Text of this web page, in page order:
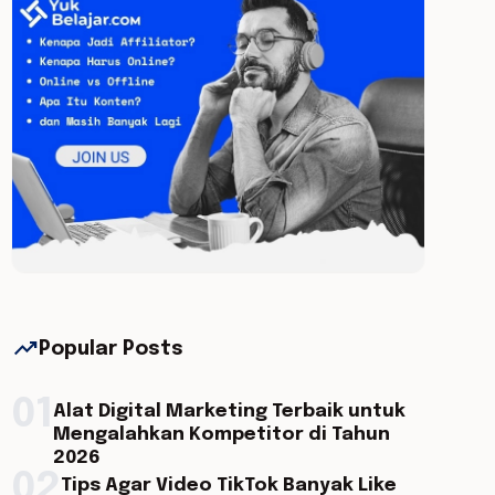
trending_up Popular Posts
Alat Digital Marketing Terbaik untuk
Mengalahkan Kompetitor di Tahun
2026
Tips Agar Video TikTok Banyak Like